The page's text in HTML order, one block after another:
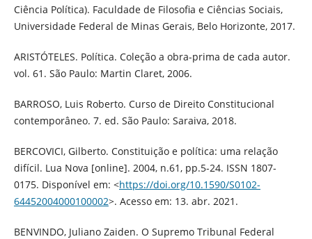
Ciência Política). Faculdade de Filosofia e Ciências Sociais,
Universidade Federal de Minas Gerais, Belo Horizonte, 2017.
ARISTÓTELES. Política. Coleção a obra-prima de cada autor.
vol. 61. São Paulo: Martin Claret, 2006.
BARROSO, Luis Roberto. Curso de Direito Constitucional
contemporâneo. 7. ed. São Paulo: Saraiva, 2018.
BERCOVICI, Gilberto. Constituição e política: uma relação
difícil. Lua Nova [online]. 2004, n.61, pp.5-24. ISSN 1807-
0175. Disponível em: <https://doi.org/10.1590/S0102-
64452004000100002>. Acesso em: 13. abr. 2021.
BENVINDO, Juliano Zaiden. O Supremo Tribunal Federal